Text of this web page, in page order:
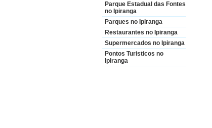
Parque Estadual das Fontes
no Ipiranga
Parques no Ipiranga
Restaurantes no Ipiranga
Supermercados no Ipiranga
Pontos Turisticos no
Ipiranga